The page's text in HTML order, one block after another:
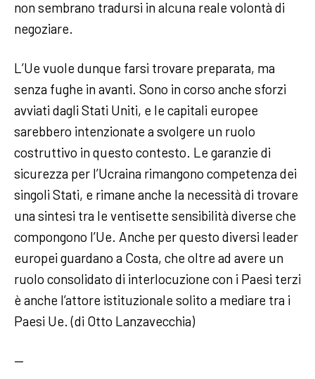
non sembrano tradursi in alcuna reale volontà di
negoziare.
L’Ue vuole dunque farsi trovare preparata, ma
senza fughe in avanti. Sono in corso anche sforzi
avviati dagli Stati Uniti, e le capitali europee
sarebbero intenzionate a svolgere un ruolo
costruttivo in questo contesto. Le garanzie di
sicurezza per l’Ucraina rimangono competenza dei
singoli Stati, e rimane anche la necessità di trovare
una sintesi tra le ventisette sensibilità diverse che
compongono l’Ue. Anche per questo diversi leader
europei guardano a Costa, che oltre ad avere un
ruolo consolidato di interlocuzione con i Paesi terzi
è anche l’attore istituzionale solito a mediare tra i
Paesi Ue. (di Otto Lanzavecchia)
—